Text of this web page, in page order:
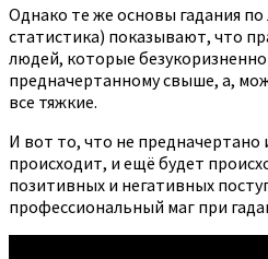
Однако те же основы гадания по
статистика) показывают, что
людей, которые
предначертанному свыше, а,
все тяжкие.
И вот то, что не предначертано
происходит, и ещё будет
позитивных и негативных
профессиональный маг при